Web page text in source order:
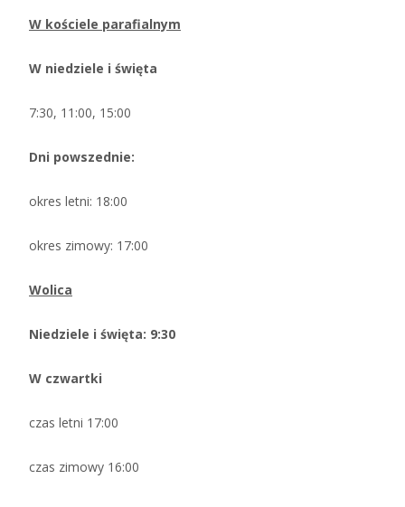
W kościele parafialnym
W niedziele i święta
7:30, 11:00, 15:00
Dni powszednie:
okres letni: 18:00
okres zimowy: 17:00
Wolica
Niedziele i święta: 9:30
W czwartki
czas letni 17:00
czas zimowy 16:00